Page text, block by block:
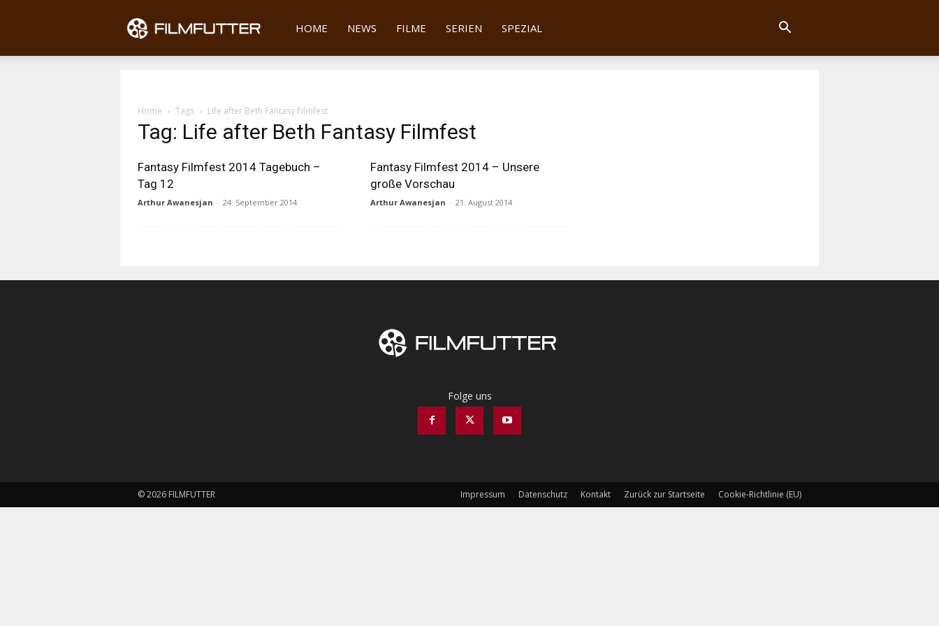
Filmfutter
HOME NEWS FILME SERIEN SPEZIAL
Home Tags Life after Beth Fantasy Filmfest
Tag: Life after Beth Fantasy Filmfest
Fantasy Filmfest 2014 Tagebuch –
Tag 12
Arthur Awanesjan - 24. September 2014
Fantasy Filmfest 2014 – Unsere
große Vorschau
Arthur Awanesjan - 21. August 2014
Folge uns
Impressum Datenschutz Kontakt Zurück zur Startseite Cookie-Richtlinie (EU)
© 2026 FILMFUTTER